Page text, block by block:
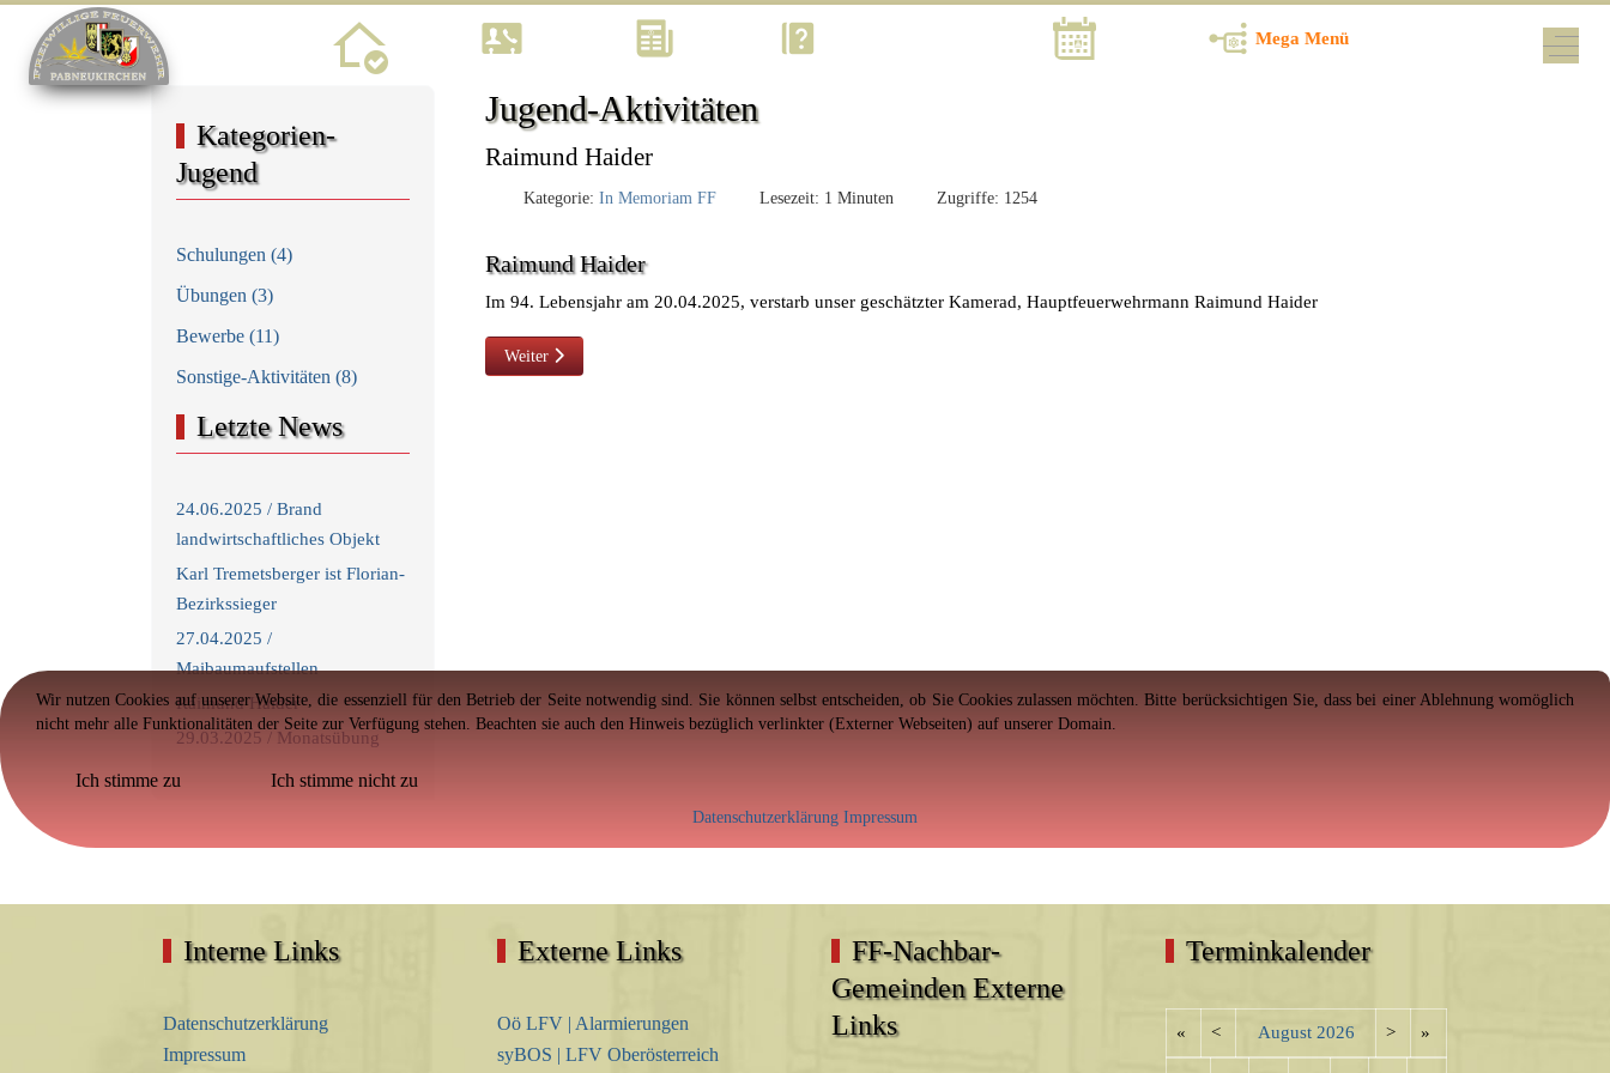
Mega Menü Off-
Kategorien-
Jugend
Schulungen (4)
Übungen (3)
Bewerbe (11)
Sonstige-Aktivitäten (8)
Letzte News
24.06.2025 / Brand
landwirtschaftliches Objekt
Karl Tremetsberger ist Florian-
Bezirkssieger
27.04.2025 /
Maibaumaufstellen
Raimund Haider
29.03.2025 / Monatsübung
Jugend-Aktivitäten
Raimund Haider
Kategorie: In Memoriam FF Lesezeit: 1 Minuten Zugriffe: 1254
Raimund Haider
Im 94. Lebensjahr am 20.04.2025, verstarb unser geschätzter Kamerad, Hauptfeuerwehrmann Raimund Haider
Nächster Beitrag: Josef Eder
Weiter
Interne Links
Datenschutzerklärung
Impressum
Externe Links
Oö LFV | Alarmierungen
syBOS | LFV Oberösterreich
FF-Nachbar-
Gemeinden Externe
Links
Terminkalender
« < August 2026 > »
Wir nutzen Cookies auf unserer Website, die essenziell für den Betrieb der Seite notwendig sind. Sie können selbst entscheiden, ob Sie Cookies zulassen möchten. Bitte berücksichtigen Sie, dass bei einer Ablehnung womöglich
nicht mehr alle Funktionalitäten der Seite zur Verfügung stehen. Beachten sie auch den Hinweis bezüglich verlinkter (Externer Webseiten) auf unserer Domain.
Ich stimme zu Ich stimme nicht zu
Datenschutzerklärung Impressum